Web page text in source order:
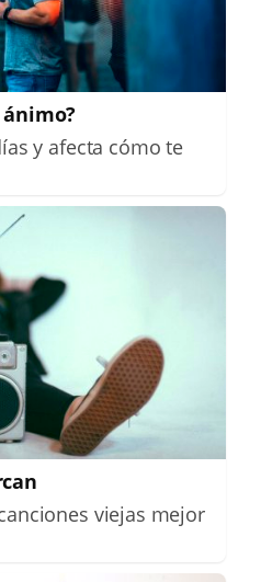
y afecta cómo te
viejas mejor